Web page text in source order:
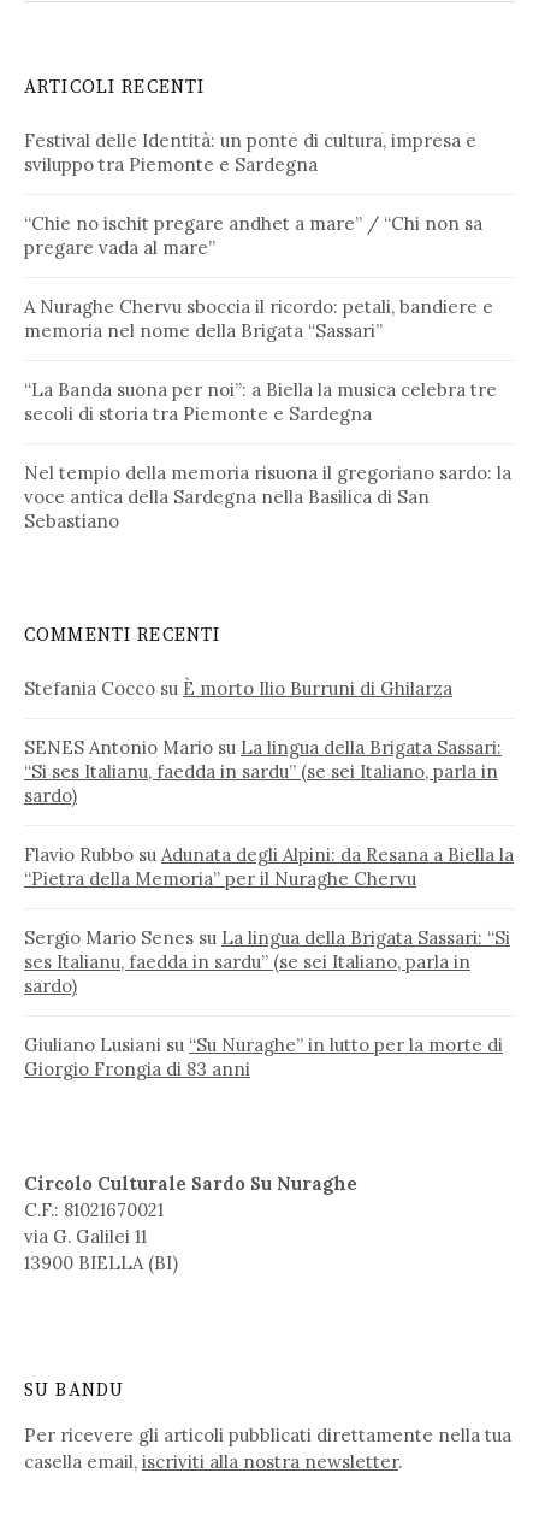
ARTICOLI RECENTI
Festival delle Identità: un ponte di cultura, impresa e
sviluppo tra Piemonte e Sardegna
“Chie no ischit pregare andhet a mare” / “Chi non sa
pregare vada al mare”
A Nuraghe Chervu sboccia il ricordo: petali, bandiere e
memoria nel nome della Brigata “Sassari”
“La Banda suona per noi”: a Biella la musica celebra tre
secoli di storia tra Piemonte e Sardegna
Nel tempio della memoria risuona il gregoriano sardo: la
voce antica della Sardegna nella Basilica di San
Sebastiano
COMMENTI RECENTI
Stefania Cocco su È morto Ilio Burruni di Ghilarza
SENES Antonio Mario su La lingua della Brigata Sassari:
“Si ses Italianu, faedda in sardu” (se sei Italiano, parla in
sardo)
Flavio Rubbo su Adunata degli Alpini: da Resana a Biella la
“Pietra della Memoria” per il Nuraghe Chervu
Sergio Mario Senes su La lingua della Brigata Sassari: “Si
ses Italianu, faedda in sardu” (se sei Italiano, parla in
sardo)
Giuliano Lusiani su “Su Nuraghe” in lutto per la morte di
Giorgio Frongia di 83 anni
Circolo Culturale Sardo Su Nuraghe
C.F.: 81021670021
via G. Galilei 11
13900 BIELLA (BI)
SU BANDU
Per ricevere gli articoli pubblicati direttamente nella tua
casella email, iscriviti alla nostra newsletter.